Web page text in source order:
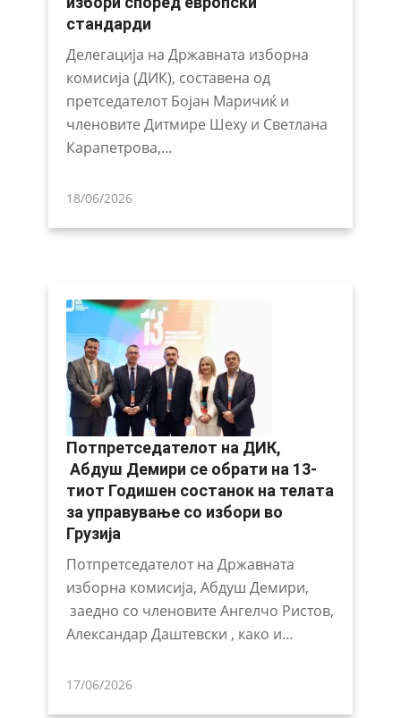
стандарди
Делегација на Државната изборна
комисија (ДИК), составена од
претседателот Бојан Маричиќ и
членовите Дитмире Шеху и Светлана
Карапетрова,…
18/06/2026
Потпретседателот на ДИК,
Абдуш Демири се обрати на 13-
тиот Годишен состанок на телата
за управување со избори во
Грузија
Потпретседателот на Државната
изборна комисија, Абдуш Демири,
заедно со членовите Ангелчо Ристов,
Александар Даштевски , како и…
17/06/2026